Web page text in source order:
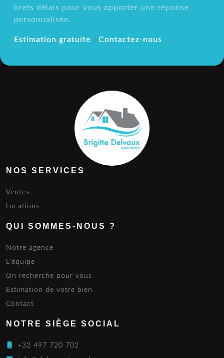
brefs délais pour vous apporter une réponse
personnalisée.
Estimation gratuite Contactez-nous
NOS SERVICES
Ventes
Locations
QUI SOMMES-NOUS ?
Notre agence
L'équipe
On recherche pour vous
Estimation de votre bien
Contact
NOTRE SIÈGE SOCIAL
+32 497 720 702